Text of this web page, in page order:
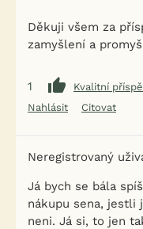
Děkuji všem za
zamyšlení a
1
Kvalitní
Nahlásit
Citovat
Neregistrovaný
Já bych se bála
nákupu sena, jestli
neni. Já si, to jen